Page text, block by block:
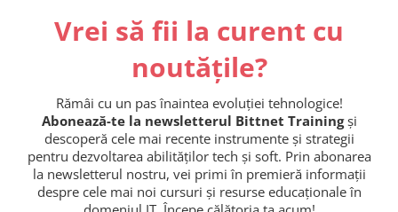
Vrei să fii la curent cu
noutățile?
Rămâi cu un pas înaintea evoluției tehnologice!
Abonează-te la newsletterul Bittnet Trainingși
descoperă cele mai recente instrumente și strategii
pentru dezvoltarea abilităților tech și soft. Prin abonarea
la newsletterul nostru, vei primi în premieră informații
despre cele mai noi cursuri și resurse educaționale în